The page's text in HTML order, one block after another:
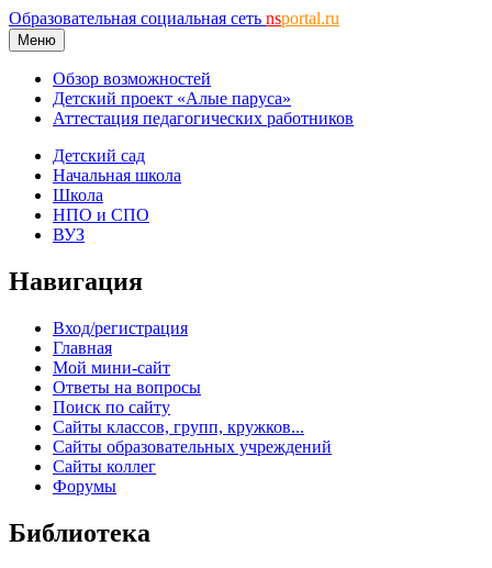
Образовательная социальная сеть nsportal.ru
Меню
Обзор возможностей
Детский проект «Алые паруса»
Аттестация педагогических работников
Детский сад
Начальная школа
Школа
НПО и СПО
ВУЗ
Навигация
Вход/регистрация
Главная
Мой мини-сайт
Ответы на вопросы
Поиск по сайту
Сайты классов, групп, кружков...
Сайты образовательных учреждений
Сайты коллег
Форумы
Библиотека